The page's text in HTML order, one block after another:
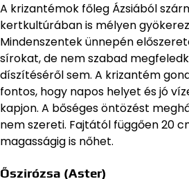
A krizantémok főleg Ázsiából
kertkultúrában is mélyen
Mindenszentek ünnepén
sírokat, de nem szabad
díszítéséről sem. A krizantém
fontos, hogy napos helyet és jó
kapjon. A bőséges öntözést
nem szereti. Fajtától függően 20
magasságig is nőhet.
Őszirózsa (Aster)